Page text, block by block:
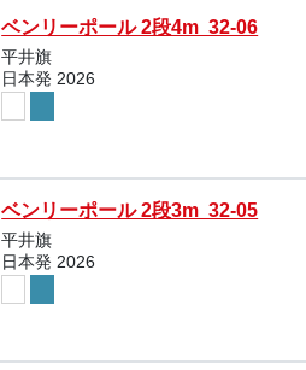
ベンリーポール 2段4m 32-06
平井旗
日本発 2026
ベンリーポール 2段3m 32-05
平井旗
日本発 2026